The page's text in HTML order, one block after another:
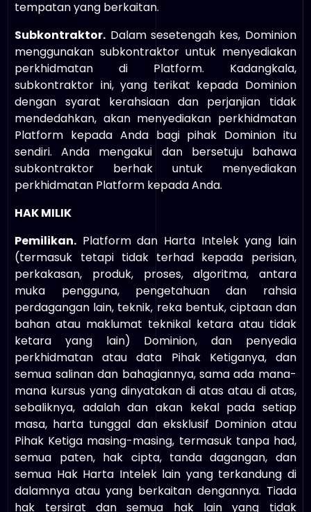
tempatan yang berkaitan.
Subkontraktor. Dalam sesetengah kes, Dominion
menggunakan subkontraktor untuk menyediakan
perkhidmatan di Platform. Kadangkala,
subkontraktor ini, yang terikat kepada Dominion
dengan syarat kerahsiaan dan perjanjian tidak
mendedahkan, akan menyediakan perkhidmatan
Platform kepada Anda bagi pihak Dominion itu
sendiri. Anda mengakui dan bersetuju bahawa
subkontraktor berhak untuk menyediakan
perkhidmatan Platform kepada Anda.
HAK MILIK
Pemilikan. Platform dan Harta Intelek yang lain
(termasuk tetapi tidak terhad kepada perisian,
perkakasan, produk, proses, algoritma, antara
muka pengguna, pengetahuan dan rahsia
perdagangan lain, teknik, reka bentuk, ciptaan dan
bahan atau maklumat teknikal ketara atau tidak
ketara yang lain) Dominion, dan penyedia
perkhidmatan atau data Pihak Ketiganya, dan
semua salinan dan bahagiannya, sama ada mana-
mana kursus yang dinyatakan di atas atau di atas,
sebaliknya, adalah dan akan kekal pada setiap
masa, harta tunggal dan eksklusif Dominion atau
Pihak Ketiga masing-masing, termasuk tanpa had,
semua paten, hak cipta, tanda dagangan, dan
semua Hak Harta Intelek lain yang terkandung di
dalamnya atau yang berkaitan dengannya. Tiada
hak tersirat dan semua hak lain yang tidak